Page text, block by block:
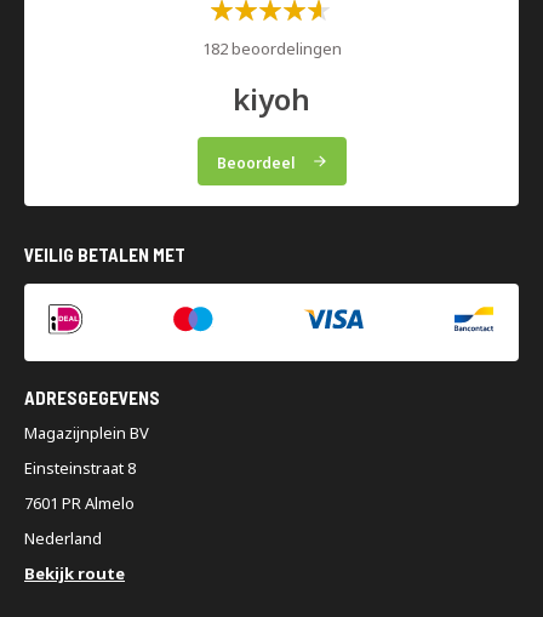
Waardering:
182 beoordelingen
kiyoh
Beoordeel
VEILIG BETALEN MET
ADRESGEGEVENS
Magazijnplein BV
Einsteinstraat 8
7601 PR Almelo
Nederland
Bekijk route